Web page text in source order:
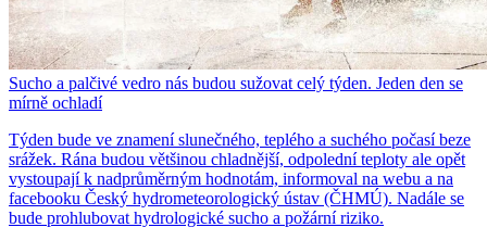
Sucho a palčivé vedro nás budou sužovat celý týden. Jeden den se
mírně ochladí
Týden bude ve znamení slunečného, teplého a suchého počasí beze
srážek. Rána budou většinou chladnější, odpolední teploty ale opět
vystoupají k nadprůměrným hodnotám, informoval na webu a na
facebooku Český hydrometeorologický ústav (ČHMÚ). Nadále se
bude prohlubovat hydrologické sucho a požární riziko.